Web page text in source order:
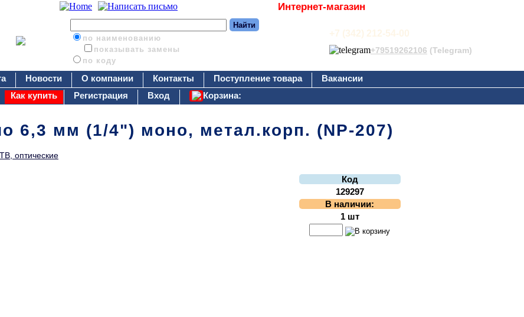
Интернет-магазин
по наименованию
показывать замены
по коду
+7 (342) 212-54-00
+79519262106 (Telegram)
Новости О компании Контакты Поступление товара
Вакансии
Как купить
Регистрация Вход
Корзина:
6,3 мм (1/4") моно, метал.корп. (NP-207)
оптические
Код
129297
В наличии:
1 шт